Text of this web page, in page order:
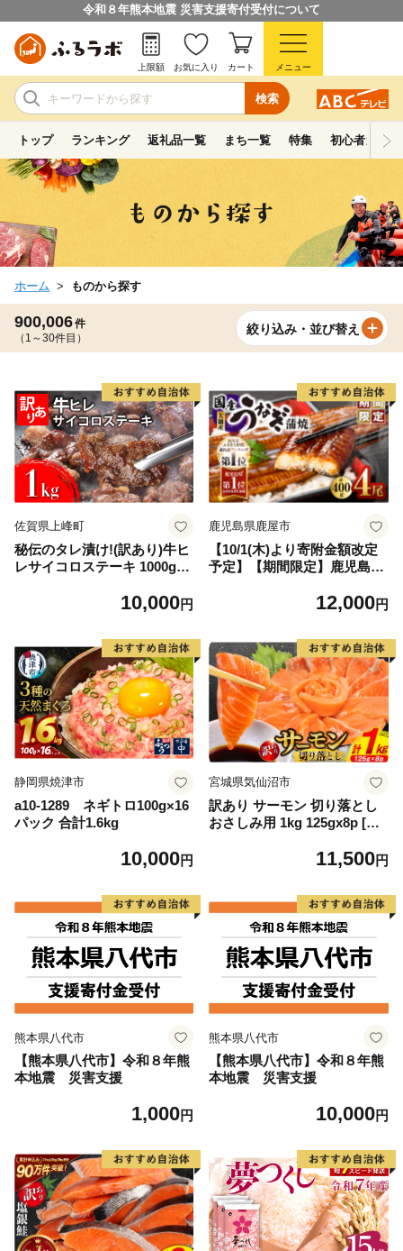
令和８年熊本地震 災害支援寄付受付について
検索
上限額 お気に入り カート メニュー
トップ ランキング 返礼品一覧 まち一覧 特集 初心者ガイド
ホーム ものから探す
900,006件
（1～30件目）
絞り込み・並び替え
佐賀県上峰町
秘伝のタレ漬け!(訳あり)牛ヒ
レサイコロステーキ 1000g
10,000円
鹿児島県鹿屋市
【10/1(木)より寄附金額改定
予定】【期間限定】鹿児島県
12,000円
静岡県焼津市
a10-1289 ネギトロ100g×16
パック 合計1.6kg
10,000円
宮城県気仙沼市
訳あり サーモン 切り落とし
おさしみ用 1kg 125gx8p [足
4313] 魚 魚介類 鮭 お刺し身
介
11,500円
熊本県八代市
【熊本県八代市】令和８年熊
本地震 災害支援
1,000円
熊本県八代市
【熊本県八代市】令和８年熊
本地震 災害支援
10,000円